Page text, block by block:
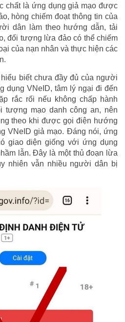
chất là ứng dụng giả mạo được
hòng chiếm đoạt thông tin của
dân làm theo hướng dẫn, tải
đối tượng lừa đảo có thể chiếm
của nạn nhân và thực hiện các
biết chưa đầy đủ của người
dụng VNeID, tâm lý ngại đi đến
rắc rối nếu không chấp hành
tượng mạo danh công an, nên
theo khi được gọi điện hướng
VNeID giả mạo. Đáng nói, ứng
giao diện giống với ứng dụng
lẫn. Đây là một thủ đoạn lừa
nhiên vẫn nhiều người dân bị